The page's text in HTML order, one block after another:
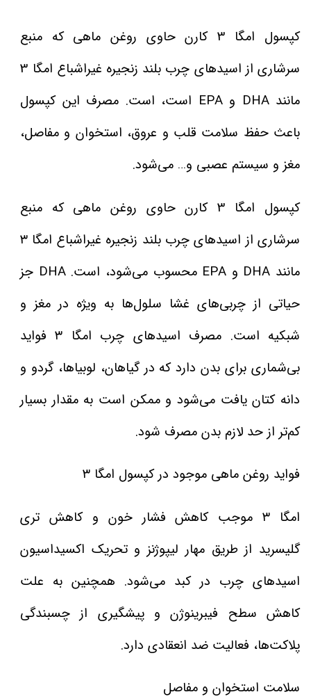
کپسول امگا 3 کارن حاوی روغن ماهی که منبع
سرشاری از اسیدهای چرب بلند زنجیره غیراشباع امگا 3
مانند DHA و EPA است، است. مصرف این کپسول
باعث حفظ سلامت قلب و عروق، استخوان و مفاصل،
مغز و سیستم عصبی و… می‌شود.
کپسول امگا 3 کارن حاوی روغن ماهی که منبع
سرشاری از اسیدهای چرب بلند زنجیره غیراشباع امگا ۳
مانند DHA و EPA محسوب می‌شود، است. DHA جز
حیاتی از چربی‌های غشا سلول‌ها به ویژه در مغز و
شبکیه است. مصرف اسیدهای چرب امگا ۳ فواید
بی‌شماری برای بدن دارد که در گیاهان، لوبیاها، گردو و
دانه کتان یافت می‌شود و ممکن است به مقدار بسیار
کم‌تر از حد لازم بدن مصرف شود.
فواید روغن ماهی موجود در کپسول امگا ۳
امگا ۳ موجب کاهش فشار خون و کاهش تری
گلیسرید از طریق مهار لیپوژنز و تحریک اکسیداسیون
اسیدهای چرب در کبد می‌شود. همچنین به علت
کاهش سطح فیبرینوژن و پیشگیری از چسبندگی
پلاکت‌ها، فعالیت ضد انعقادی دارد.
سلامت استخوان و مفاصل